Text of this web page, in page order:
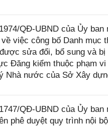
QĐ-UBND của Ủy ban
việc công bố Danh mục
sửa đổi, bổ sung và bị
Đăng kiểm thuộc phạm
Nhà nước của Sở Xây
QĐ-UBND của Ủy ban
phê duyệt quy trình nội